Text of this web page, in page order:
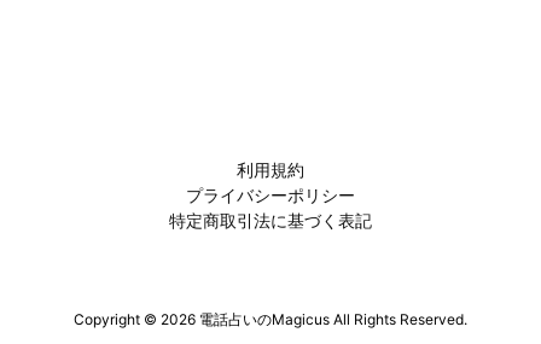
利用規約
プライバシーポリシー
特定商取引法に基づく表記
Copyright © 2026 電話占いのMagicus All Rights Reserved.